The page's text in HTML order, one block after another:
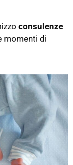
consulenze
momenti di